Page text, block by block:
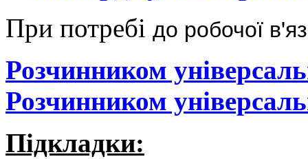
При потребі до робочої
Розчинником
Розчинником
Підкладки: